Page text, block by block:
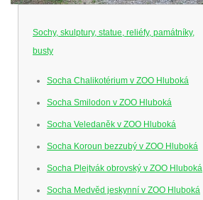
Sochy, skulptury, statue, reliéfy, památníky,
busty
Socha Chalikotérium v ZOO Hluboká
Socha Smilodon v ZOO Hluboká
Socha Veledaněk v ZOO Hluboká
Socha Koroun bezzubý v ZOO Hluboká
Socha Plejtvák obrovský v ZOO Hluboká
Socha Medvěd jeskynní v ZOO Hluboká